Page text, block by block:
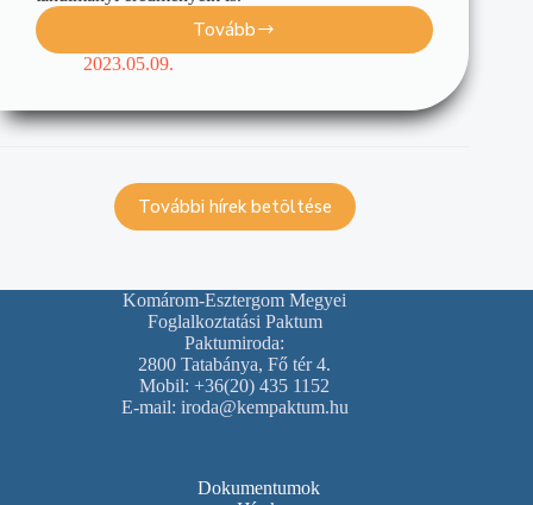
Tovább
2023.05.09.
További hírek betöltése
Komárom-Esztergom Megyei
Foglalkoztatási Paktum
Paktumiroda:
2800 Tatabánya, Fő tér 4.
Mobil: +36(20) 435 1152
E-mail: iroda@kempaktum.hu
Dokumentumok